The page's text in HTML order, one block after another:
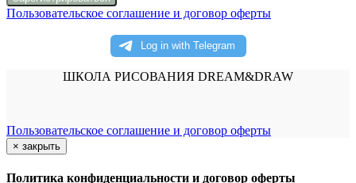
Пользовательское соглашение и договор оферты
ШКОЛА РИСОВАНИЯ DREAM&DRAW
Пользовательское соглашение и договор оферты
× закрыть
Политика конфиденциальности и договор оферты